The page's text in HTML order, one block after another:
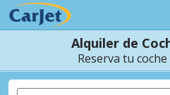
Alquiler de
Reserva tu